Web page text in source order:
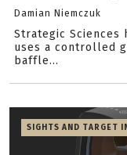
Damian Niemczuk
Strategic Sciences
uses a controlled
baffle...
SIGHTS AND TARGET